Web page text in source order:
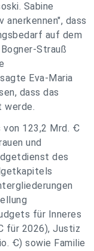
Sabine
dass
auf dem
Strauß
Eva-Maria
dass das
werde.
von 123,2 Mrd. Ꞓ
und
des
für Inneres
für 2026), Justiz
Ꞓ) sowie Familie